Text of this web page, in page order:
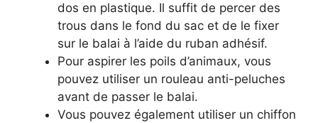
dos en plastique. Il suffit de percer des
trous dans le fond du sac et de le fixer
sur le balai à l’aide du ruban adhésif.
Pour aspirer les poils d’animaux, vous
pouvez utiliser un rouleau anti-peluches
avant de passer le balai.
Vous pouvez également utiliser un chiffon